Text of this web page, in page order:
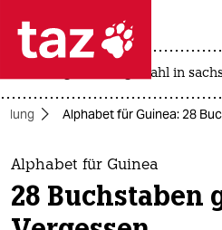
 taz zahl
taz zahl ich
themen
politik
landtagswahl in
Alphabet für Guinea: 28
Alphabet für Guinea
28 Buchstaben